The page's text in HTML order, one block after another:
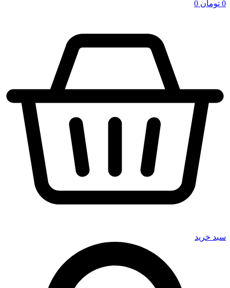
تومان 0
سبد خرید